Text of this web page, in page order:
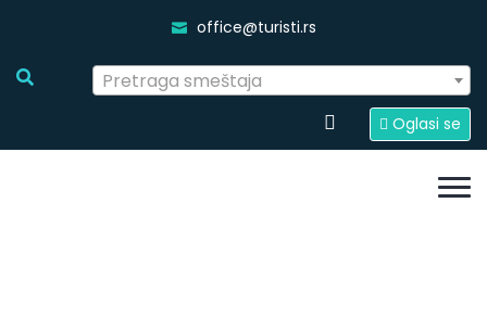
office@turisti.rs
Pretraga smeštaja
Oglasi se